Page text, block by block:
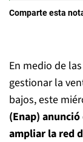
Comparte esta
En medio de
gestionar la
bajos, este
(Enap)
ampliar la red